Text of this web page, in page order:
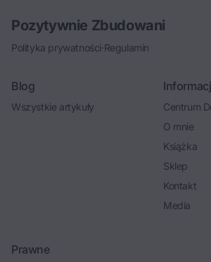
Pozytywnie Zbudowani
Polityka prywatności·Regulamin
Blog
Wszystkie artykuły
Centrum
O mnie
Książka
Sklep
Kontakt
Media
Prawne